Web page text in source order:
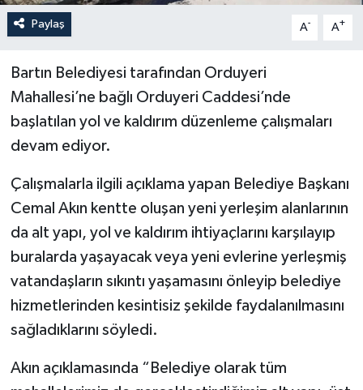
Paylaş A- A+
Bartın Belediyesi tarafından Orduyeri
Mahallesi’ne bağlı Orduyeri Caddesi’nde
başlatılan yol ve kaldırım düzenleme çalışmaları
devam ediyor.
Çalışmalarla ilgili açıklama yapan Belediye Başkanı
Cemal Akın kentte oluşan yeni yerleşim alanlarının
da alt yapı, yol ve kaldırım ihtiyaçlarını karşılayıp
buralarda yaşayacak veya yeni evlerine yerleşmiş
vatandaşların sıkıntı yaşamasını önleyip belediye
hizmetlerinden kesintisiz şekilde faydalanılmasını
sağladıklarını söyledi.
Akın açıklamasında “Belediye olarak tüm
Turizm
Yerel Yönetimler
DÜNYA
YEREL